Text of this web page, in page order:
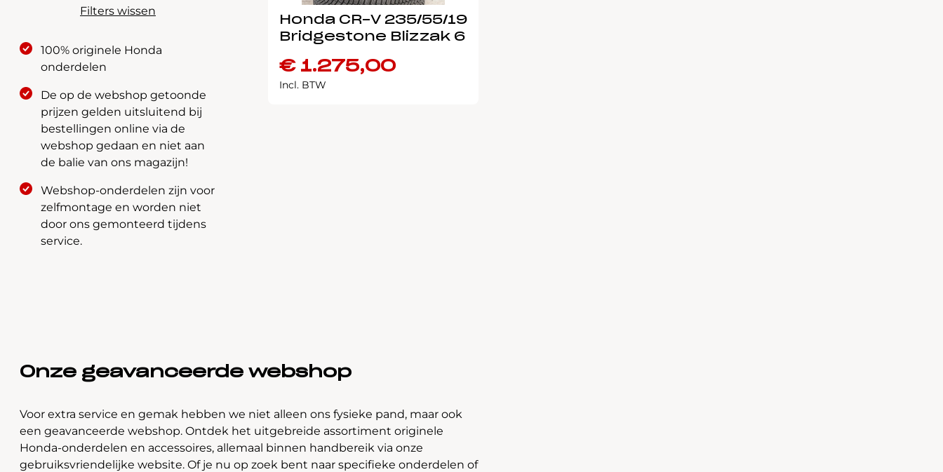
Filters wissen
100% originele Honda
onderdelen
De op de webshop getoonde
prijzen gelden uitsluitend bij
bestellingen online via de
webshop gedaan en niet aan
de balie van ons magazijn!
Webshop-onderdelen zijn voor
zelfmontage en worden niet
door ons gemonteerd tijdens
service.
Honda CR-V 235/55/19
Bridgestone Blizzak 6
€1.275,00
Incl. BTW
Onze geavanceerde webshop
Voor extra service en gemak hebben we niet alleen ons fysieke pand, maar ook
een geavanceerde webshop. Ontdek het uitgebreide assortiment originele
Honda-onderdelen en accessoires, allemaal binnen handbereik via onze
gebruiksvriendelijke website. Of je nu op zoek bent naar specifieke onderdelen of